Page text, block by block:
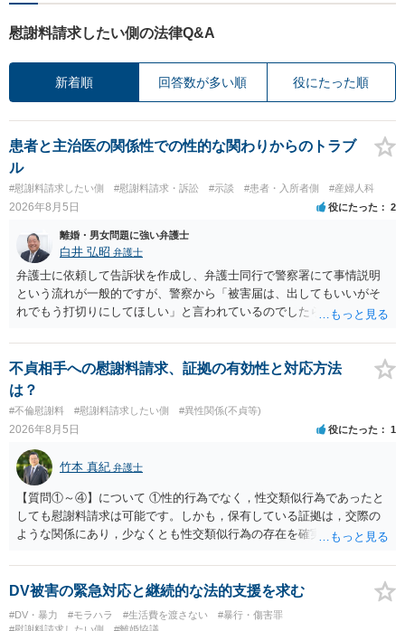
慰謝料請求したい側の法律Q&A
新着順 回答数が多い順 役にたった順
患者と主治医の関係性での性的な関わりからのトラブ
ル
#慰謝料請求したい側 #慰謝料請求・訴訟 #示談 #患者・入所者側 #産婦人科
2026年8月5日 役にたった 2
離婚・男女問題に強い弁護士
白井 弘昭 弁護士
弁護士に依頼して告訴状を作成し、弁護士同行で警察署にて事情説明
という流れが一般的ですが、警察から「被害届は、出してもいいがそ
れでもう打切りにしてほしい」と言われているのでしたら、あまり結
検察庁に訴えるのもありかもしれないですが、実際に捜査をするの
は、結局所轄だと思われますので、やはり結論は変わらないかもしれ
ないです。 一度、最寄りの「刑事に強い」とうたっている弁護士に相
談してみてはいかがでしょうか。 以上、ご参考まで。
不貞相手への慰謝料請求、証拠の有効性と対応方法
は？
#不倫慰謝料 #慰謝料請求したい側 #異性関係(不貞等)
2026年8月5日 役にたった 1
竹本 真紀 弁護士
【質問①～④】について ①性的行為でなく，性交類似行為であったと
しても慰謝料請求は可能です。しかも，保有している証拠は，交際の
ような関係にあり，少なくとも性交類似行為の存在を確実に証明でき
ことを窺わせるものです。）。ですから，慰謝料請求を進めることで
よいと思います。 ただ．慰謝料額については，婚姻破綻に至っていな
いとして，この点を考慮されることになるかもしれません。 ②夫との
今後のことを考えて書いてもらうか否かを検討するのがよいと思いま
DV被害の緊急対応と継続的な法的支援を求む
#DV・暴力 #モラハラ #生活費を渡さない
#暴行・傷害罪
#慰謝料請求したい側
#離婚協議